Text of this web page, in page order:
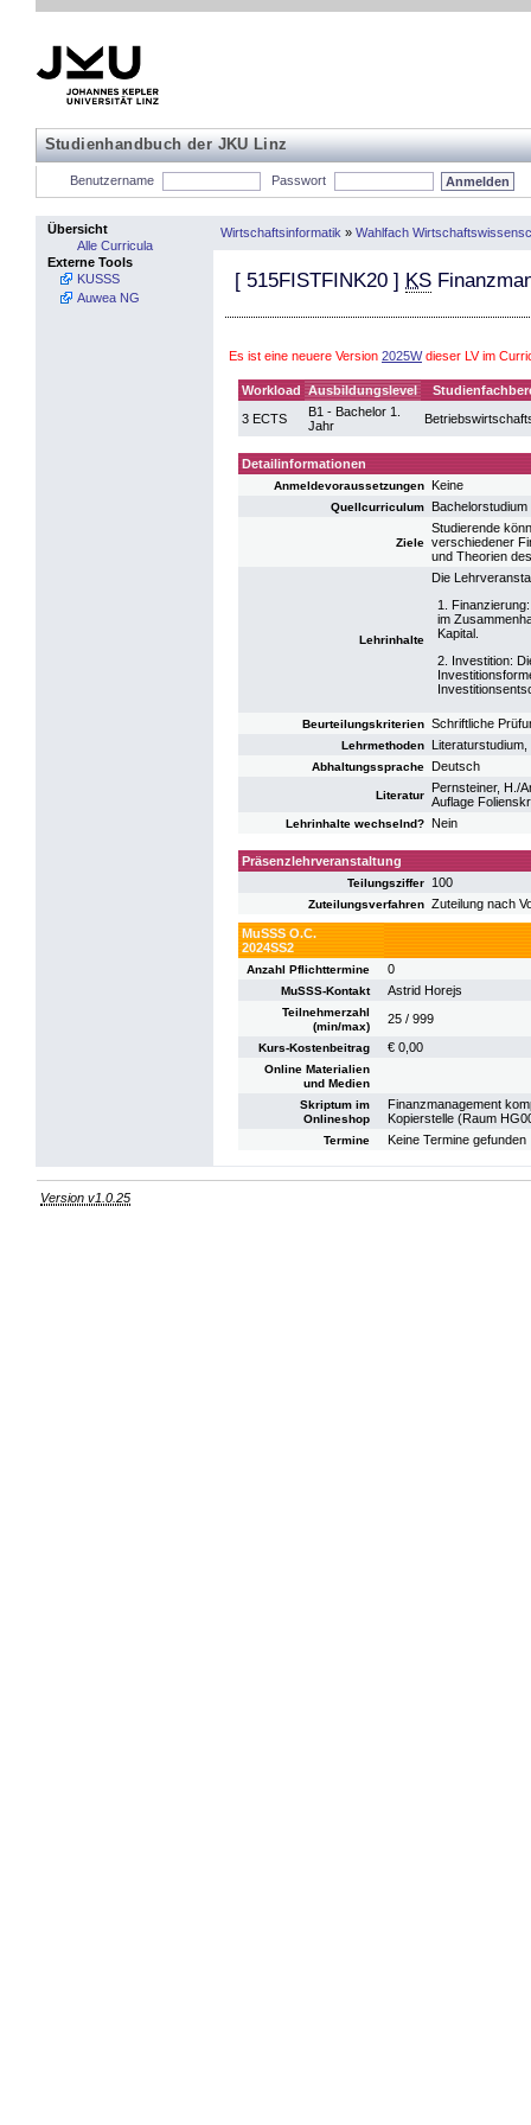
Studienhandbuch der JKU Linz
Benutzername Passwort
Übersicht
Alle Curricula
Externe Tools
KUSSS
Auwea NG
Wirtschaftsinformatik » Wahlfach
[ 515FISTFINK20 ] KS
Es ist eine neuere Version 2025Wdieser LV im
Workload Ausbildungslevel
3 ECTS
B1 - Bachelor 1.
Jahr
Detailinformationen
Anmeldevoraussetzungen Keine
Quellcurriculum
Ziele
Studierende
verschiedener
und Theorien
Lehrinhalte
Die
1.
im
Kapital.
2. Investition:
Beurteilungskriterien Schriftliche
Lehrmethoden
Abhaltungssprache Deutsch
Literatur
Pernsteiner, H./
Auflage
Lehrinhalte wechselnd? Nein
Präsenzlehrveranstaltung
Teilungsziffer 100
Zuteilungsverfahren Zuteilung nach
MuSSS O.C.
2024SS2
Anzahl Pflichttermine 0
MuSSS-Kontakt Astrid Horejs
Teilnehmerzahl
(min/max)
25 / 999
Kurs-Kostenbeitrag € 0,00
Online Materialien
und Medien
Skriptum im
Onlineshop
Finanzmanagement
Kopierstelle (Raum
Termine Keine Termine gefunden
Version v1.0.25